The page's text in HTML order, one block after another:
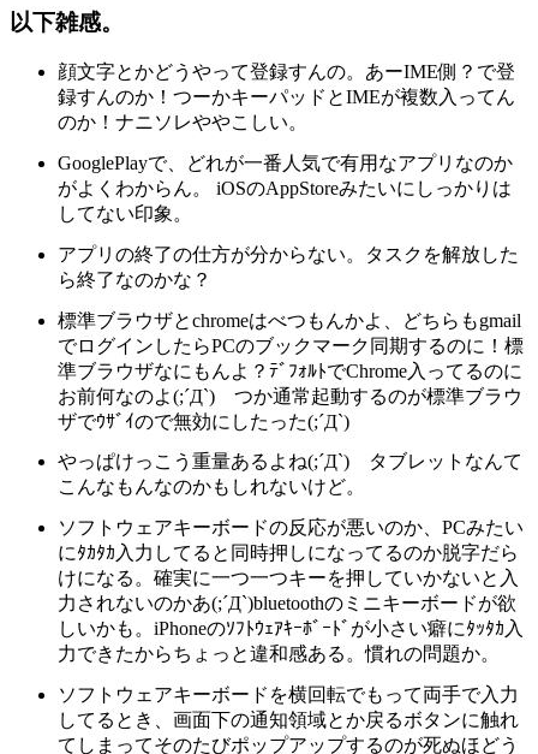
以下雑感。
顔文字とかどうやって登録すんの。あーIME側？で登
録すんのか！つーかキーパッドとIMEが複数入ってん
のか！ナニソレややこしい。
GooglePlayで、どれが一番人気で有用なアプリなのか
がよくわからん。 iOSのAppStoreみたいにしっかりは
してない印象。
アプリの終了の仕方が分からない。タスクを解放した
ら終了なのかな？
標準ブラウザとchromeはべつもんかよ、どちらもgmail
でログインしたらPCのブックマーク同期するのに！標
準ブラウザなにもんよ？ﾃﾞﾌｫﾙﾄでChrome入ってるのに
お前何なのよ(;´Д`) つか通常起動するのが標準ブラウ
ザでｳｻﾞｲので無効にしたった(;´Д`)
やっぱけっこう重量あるよね(;´Д`) タブレットなんて
こんなもんなのかもしれないけど。
ソフトウェアキーボードの反応が悪いのか、PCみたい
にﾀｶﾀｶ入力してると同時押しになってるのか脱字だら
けになる。確実に一つ一つキーを押していかないと入
力されないのかあ(;´Д`)bluetoothのミニキーボードが欲
しいかも。iPhoneのｿﾌﾄｳｪｱｷｰﾎﾞｰﾄﾞが小さい癖にﾀｯﾀｶ入
力できたからちょっと違和感ある。慣れの問題か。
ソフトウェアキーボードを横回転でもって両手で入力
してるとき、画面下の通知領域とか戻るボタンに触れ
てしまってそのたびポップアップするのが死ぬほどう